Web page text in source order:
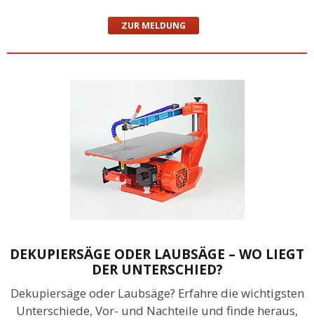
ZUR MELDUNG
DEKUPIERSÄGE ODER LAUBSÄGE – WO LIEGT
DER UNTERSCHIED?
Dekupiersäge oder Laubsäge? Erfahre die wichtigsten
Unterschiede, Vor- und Nachteile und finde heraus,